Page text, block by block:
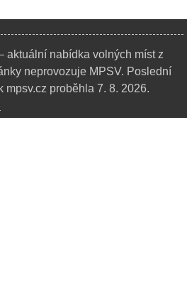
aktuální nabídka volných míst z
neprovozuje MPSV. Poslední
mpsv.cz proběhla 7. 8. 2026.